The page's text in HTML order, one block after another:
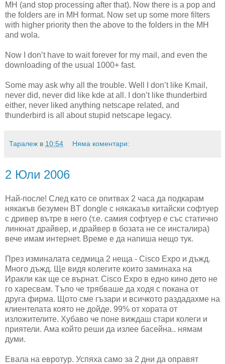
MH (and stop processing after that). Now there is a pop and
the folders are in MH format. Now set up some more filters
with higher priority then the above to the folders in the MH
and wola.
Now I don’t have to wait forever for my mail, and even the
downloading of the usual 1000+ fast.
Some may ask why all the trouble. Well I don’t like Kmail,
never did, never did like kde at all. I don’t like thunderbird
either, never liked anything netscape related, and
thunderbird is all about stupid netscape legacy.
Таралеж в 10:54 Няма коментари:
2 Юли 2006
Най-после! След като се опитвах 2 часа да подкарам
някакъв безумен BT dongle с някакаъв китайски софтуер
с дривер вътре в него (т.е. самия софтуер е със статично
линкнат драйвер, и драйвер в бозата не се инсталира)
вече имам интернет. Време е да напиша нещо тук.
През изминалата седмица 2 неща - Cisco Expo и дъжд.
Много дъжд. Ще видя колегите които заминаха на
Иракли как ще се върнат. Cisco Expo в едно кино дето не
го харесвам. Тъпо че трябваше да ходя с покана от
друга фирма. Щото сме гъзари и всичкото раздадахме на
клиентелата която не дойде. 99% от хората от
изложителите. Хубаво че поне виждаш стари колеги и
приятели. Ама който реши да излее басейна.. нямам
думи.
Евала на евротур. Успяха само за 2 дни да оправят